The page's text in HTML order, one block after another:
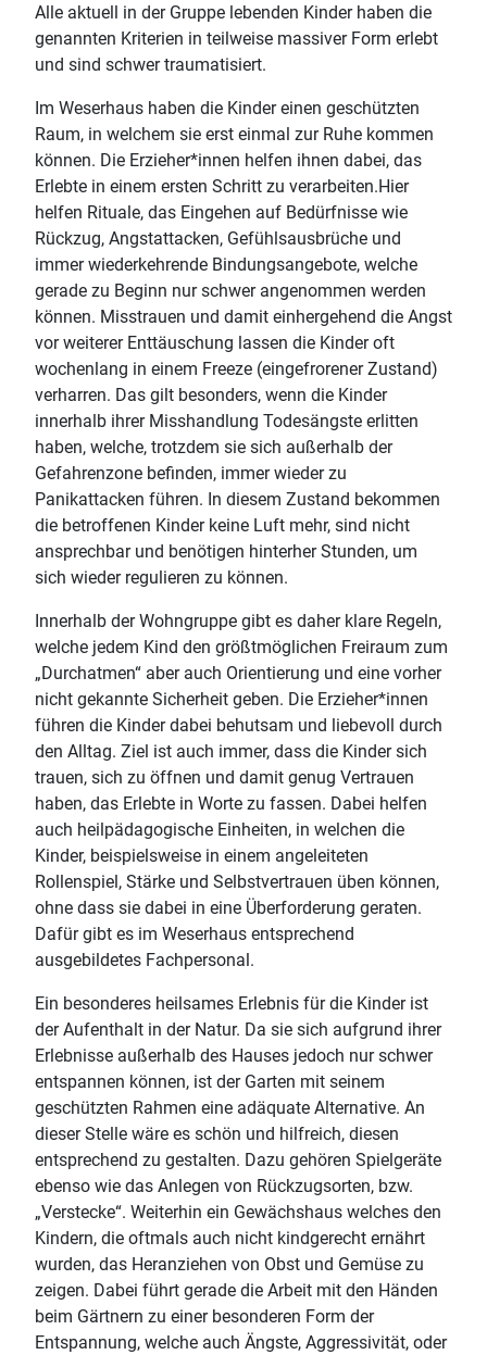
Alle aktuell in der Gruppe lebenden Kinder haben die
genannten Kriterien in teilweise massiver Form erlebt
und sind schwer traumatisiert.
Im Weserhaus haben die Kinder einen geschützten
Raum, in welchem sie erst einmal zur Ruhe kommen
können. Die Erzieher*innen helfen ihnen dabei, das
Erlebte in einem ersten Schritt zu verarbeiten.Hier
helfen Rituale, das Eingehen auf Bedürfnisse wie
Rückzug, Angstattacken, Gefühlsausbrüche und
immer wiederkehrende Bindungsangebote, welche
gerade zu Beginn nur schwer angenommen werden
können. Misstrauen und damit einhergehend die Angst
vor weiterer Enttäuschung lassen die Kinder oft
wochenlang in einem Freeze (eingefrorener Zustand)
verharren. Das gilt besonders, wenn die Kinder
innerhalb ihrer Misshandlung Todesängste erlitten
haben, welche, trotzdem sie sich außerhalb der
Gefahrenzone befinden, immer wieder zu
Panikattacken führen. In diesem Zustand bekommen
die betroffenen Kinder keine Luft mehr, sind nicht
ansprechbar und benötigen hinterher Stunden, um
sich wieder regulieren zu können.
Innerhalb der Wohngruppe gibt es daher klare Regeln,
welche jedem Kind den größtmöglichen Freiraum zum
„Durchatmen“ aber auch Orientierung und eine vorher
nicht gekannte Sicherheit geben. Die Erzieher*innen
führen die Kinder dabei behutsam und liebevoll durch
den Alltag. Ziel ist auch immer, dass die Kinder sich
trauen, sich zu öffnen und damit genug Vertrauen
haben, das Erlebte in Worte zu fassen. Dabei helfen
auch heilpädagogische Einheiten, in welchen die
Kinder, beispielsweise in einem angeleiteten
Rollenspiel, Stärke und Selbstvertrauen üben können,
ohne dass sie dabei in eine Überforderung geraten.
Dafür gibt es im Weserhaus entsprechend
ausgebildetes Fachpersonal.
Ein besonderes heilsames Erlebnis für die Kinder ist
der Aufenthalt in der Natur. Da sie sich aufgrund ihrer
Erlebnisse außerhalb des Hauses jedoch nur schwer
entspannen können, ist der Garten mit seinem
geschützten Rahmen eine adäquate Alternative. An
dieser Stelle wäre es schön und hilfreich, diesen
entsprechend zu gestalten. Dazu gehören Spielgeräte
ebenso wie das Anlegen von Rückzugsorten, bzw.
„Verstecke“. Weiterhin ein Gewächshaus welches den
Kindern, die oftmals auch nicht kindgerecht ernährt
wurden, das Heranziehen von Obst und Gemüse zu
zeigen. Dabei führt gerade die Arbeit mit den Händen
beim Gärtnern zu einer besonderen Form der
Entspannung, welche auch Ängste, Aggressivität, oder